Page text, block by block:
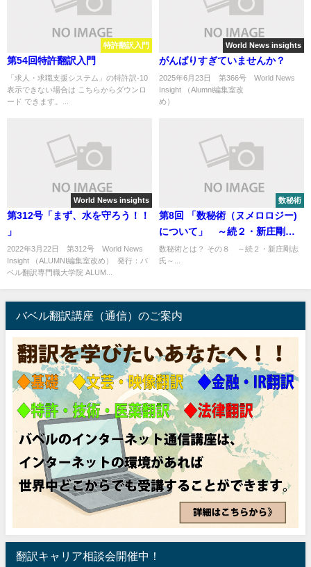
特許翻訳入門
第54回特許翻訳入門
「求人・求職支援システム」の特許訳-10
表示できない場合は こちらからダウンロ
ード できます。...
World News insights
がんばりすぎていませんか？
2025年6月23日 第366号 World News
Insight （Alumni編集室改
め）
World News insights
第312号「まず、水を守ろう！！
」
2022年3月22日 第312号 World News
Insight （ALUMNI編集室改め） 発行：バ
ベル翻訳専門職大学院 ALUM...
数秘術
第8回 「数秘術（ヌメロロジー)
について」 ～続２・新庄剛志
氏～
数秘術とは？ その８ ～続２・新庄剛志
氏～...
バベル翻訳講座（通信）のご案内
翻訳キャリア相談会開催中！